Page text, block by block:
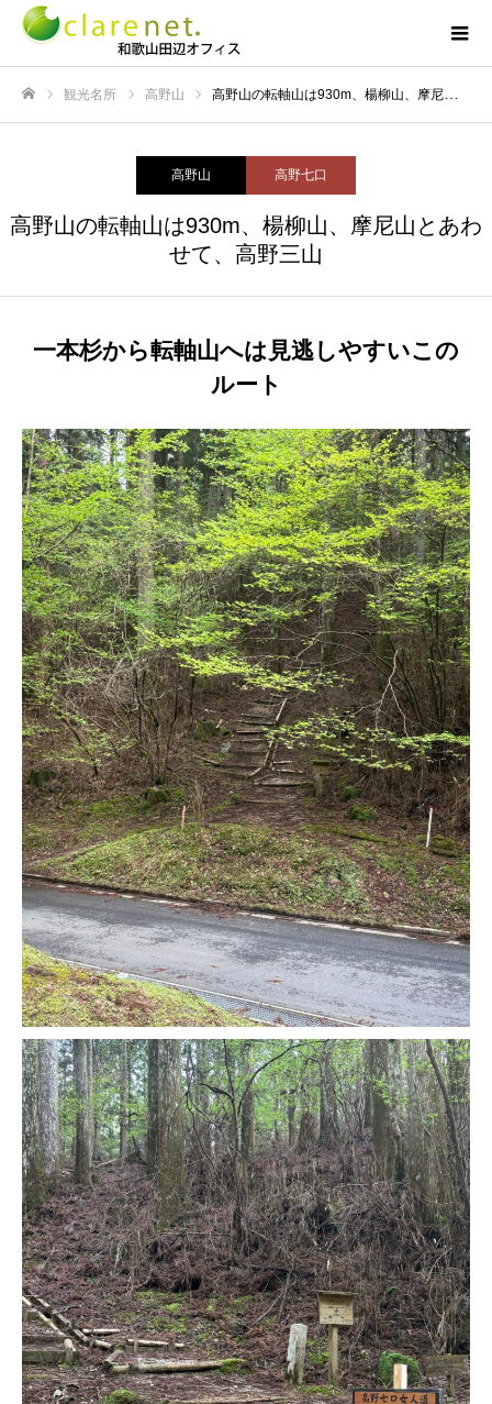
観光名所 高野山 高野山の転軸山は930m、楊柳山、摩尼山とあわせて、高野三山
高野山 高野七口
高野山の転軸山は930m、楊柳山、摩尼山とあわ
せて、高野三山
一本杉から転軸山へは見逃しやすいこの
ルート